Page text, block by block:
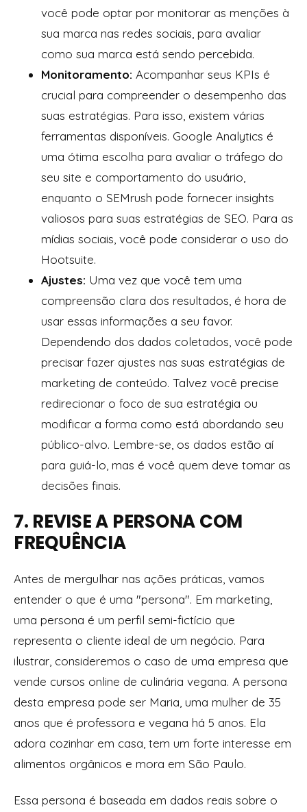
você pode optar por monitorar as menções à
sua marca nas redes sociais, para avaliar
como sua marca está sendo percebida.
Monitoramento: Acompanhar seus KPIs é
crucial para compreender o desempenho das
suas estratégias. Para isso, existem várias
ferramentas disponíveis. Google Analytics é
uma ótima escolha para avaliar o tráfego do
seu site e comportamento do usuário,
enquanto o SEMrush pode fornecer insights
valiosos para suas estratégias de SEO. Para as
mídias sociais, você pode considerar o uso do
Hootsuite.
Ajustes: Uma vez que você tem uma
compreensão clara dos resultados, é hora de
usar essas informações a seu favor.
Dependendo dos dados coletados, você pode
precisar fazer ajustes nas suas estratégias de
marketing de conteúdo. Talvez você precise
redirecionar o foco de sua estratégia ou
modificar a forma como está abordando seu
público-alvo. Lembre-se, os dados estão aí
para guiá-lo, mas é você quem deve tomar as
decisões finais.
7. REVISE A PERSONA COM
FREQUÊNCIA
Antes de mergulhar nas ações práticas, vamos
entender o que é uma "persona". Em marketing,
uma persona é um perfil semi-fictício que
representa o cliente ideal de um negócio. Para
ilustrar, consideremos o caso de uma empresa que
vende cursos online de culinária vegana. A persona
desta empresa pode ser Maria, uma mulher de 35
anos que é professora e vegana há 5 anos. Ela
adora cozinhar em casa, tem um forte interesse em
alimentos orgânicos e mora em São Paulo.
Essa persona é baseada em dados reais sobre o